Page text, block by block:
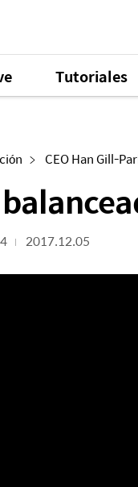
Tutoriales
Vida balanceada y
CEO Han Gill-
4 2017.12.05